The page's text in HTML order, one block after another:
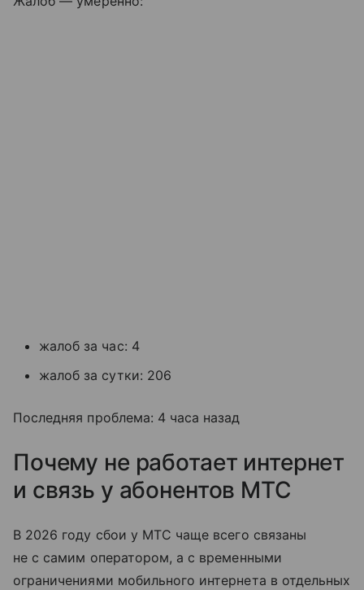
жалоб за час: 4
жалоб за сутки: 206
Последняя проблема: 4 часа назад
Почему не работает интернет
и связь у абонентов МТС
В 2026 году сбои у МТС чаще всего связаны
не с самим оператором, а с временными
ограничениями мобильного интернета в отдельных